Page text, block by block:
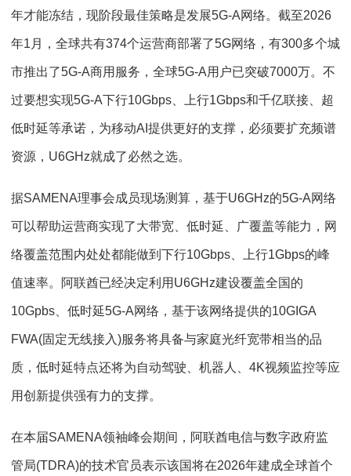
年才能冻结，现阶段最佳策略是发展5G-A网络。截至2026
年1月，全球共有374个运营商部署了5G网络，有300多个城
市推出了5G-A商用服务，全球5G-A用户已突破7000万。不
过要想实现5G-A下行10Gbps、上行1Gbps和千亿联接、超
低时延等承诺，为移动AI提供更好的支撑，必须要扩充频谱
资源，U6GHz就成了必然之选。
据SAMENA理事会成员现场测算，基于U6GHz的5G-A网络
可以帮助运营商实现了大带宽、低时延、广覆盖等能力，网
络覆盖范围内处处都能做到下行10Gbps、上行1Gbps的峰
值速率。阿联酋已经决定利用U6GHz建设覆盖全国的
10Gpbs、低时延5G-A网络，基于该网络提供的10GIGA
FWA(固定无线接入)服务将具备与家庭光纤宽带相当的品
质，低时延特点还将为自动驾驶、机器人、4K视频监控等应
用创新提供强有力的支撑。
在本届SAMENA领袖峰会期间，阿联酋电信与数字政府监
管局(TDRA)的技术官员表示该国将在2026年建成全球首个